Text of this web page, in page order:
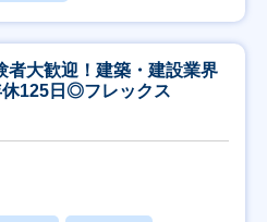
者大歓迎！建築・建設業界
125日◎フレックス